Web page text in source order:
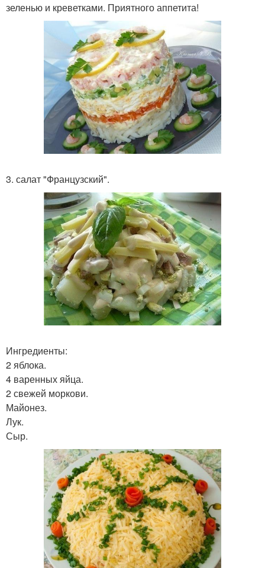
зеленью и креветками. Приятного аппетита!
3. салат "Французский".
Ингредиенты:
2 яблока.
4 варенных яйца.
2 свежей моркови.
Майонез.
Лук.
Сыр.